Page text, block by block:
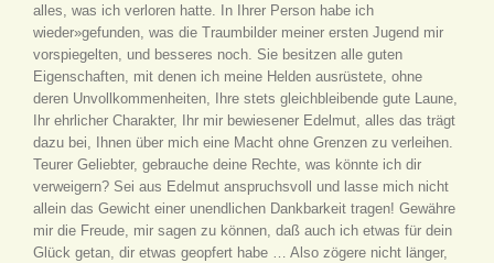
alles, was ich verloren hatte. In Ihrer Person habe ich
wieder»gefunden, was die Traumbilder meiner ersten Jugend mir
vorspiegelten, und besseres noch. Sie besitzen alle guten
Eigenschaften, mit denen ich meine Helden ausrüstete, ohne
deren Unvollkommenheiten, Ihre stets gleichbleibende gute Laune,
Ihr ehrlicher Charakter, Ihr mir bewiesener Edelmut, alles das trägt
dazu bei, Ihnen über mich eine Macht ohne Grenzen zu verleihen.
Teurer Geliebter, gebrauche deine Rechte, was könnte ich dir
verweigern? Sei aus Edelmut anspruchsvoll und lasse mich nicht
allein das Gewicht einer unendlichen Dankbarkeit tragen! Gewähre
mir die Freude, mir sagen zu können, daß auch ich etwas für dein
Glück getan, dir etwas geopfert habe … Also zögere nicht länger,